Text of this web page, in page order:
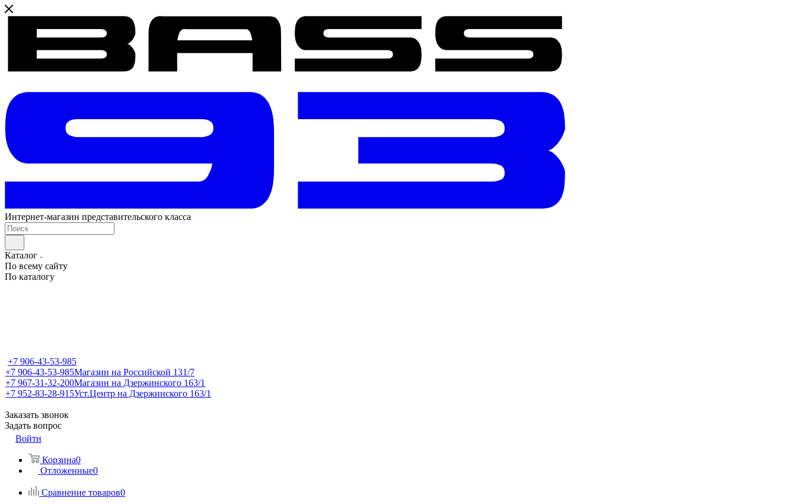
Интернет-магазин представительского класса
Каталог
По всему сайту
По каталогу
+7 906-43-53-985
+7 906-43-53-985Магазин на Российской 131/7
+7 967-31-32-200Магазин на Дзержинского 163/1
+7 952-83-28-915Уст.Центр на Дзержинского 163/1
Заказать звонок
Задать вопрос
Войти
Корзина0
Отложенные0
Сравнение товаров0